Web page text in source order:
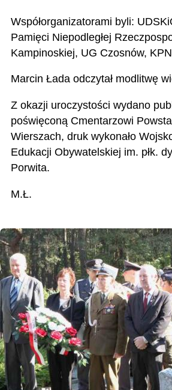
Współorganizatorami byli:
Pamięci Niepodległej
Kampinoskiej, UG Czosnów,
Marcin Łada odczytał modlitwę
Z okazji uroczystości wydano
poświęconą Cmentarzowi
Wierszach, druk wykonało
Edukacji Obywatelskiej im. płk.
Porwita.
M.Ł.